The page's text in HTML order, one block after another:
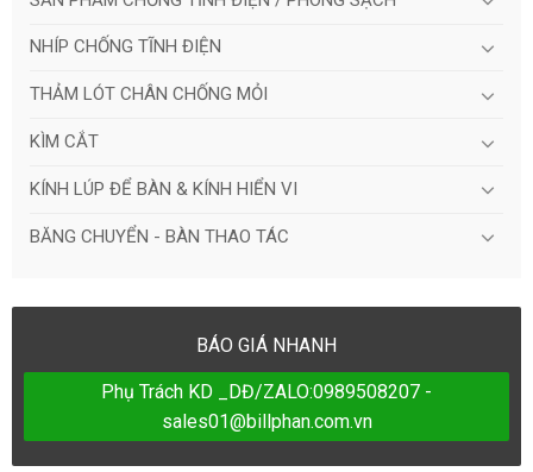
NHÍP CHỐNG TĨNH ĐIỆN
THẢM LÓT CHÂN CHỐNG MỎI
KÌM CẮT
KÍNH LÚP ĐỂ BÀN & KÍNH HIỂN VI
BĂNG CHUYỂN - BÀN THAO TÁC
BÁO GIÁ NHANH
Phụ Trách KD _DĐ/ZALO:0989508207 -
sales01@billphan.com.vn